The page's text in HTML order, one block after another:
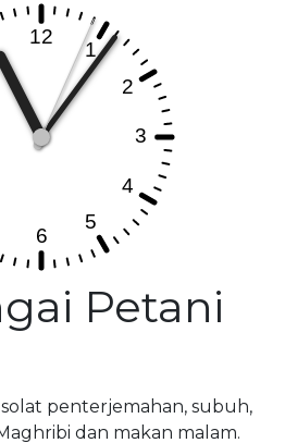
Petani
penterjemahan, subuh,
dan makan malam.